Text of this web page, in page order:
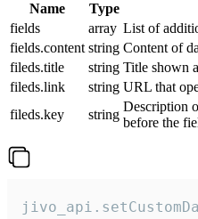
Name Type
fields
array List of
fields.content string Content of
fileds.title
string Title shown
fileds.link
string URL that
fileds.key
string
Description
before the